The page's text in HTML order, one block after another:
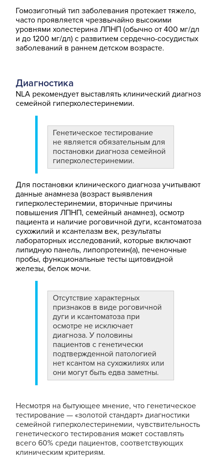
Гомозиготный тип заболевания протекает тяжело,
часто проявляется чрезвычайно высокими
уровнями холестерина ЛПНП (обычно от 400 мг/дл
и до 1200 мг/дл) c развитием сердечно-сосудистых
заболеваний в раннем детском возрасте.
Диагностика
NLA рекомендует выставлять клинический диагноз
семейной гиперхолестеринемии.
Генетическое тестирование
не является обязательным для
постановки диагноза семейной
гиперхолестеринемии.
Для постановки клинического диагноза учитывают
данные анамнеза (возраст выявления
гиперхолестеринемии, вторичные причины
повышения ЛПНП, семейный анамнез), осмотр
пациента и наличие роговичной дуги, ксантоматоза
сухожилий и ксантелазм век, результаты
лабораторных исследований, которые включают
липидную панель, липопротеин(а), печеночные
пробы, функциональные тесты щитовидной
железы, белок мочи.
Отсутствие характерных
признаков в виде роговичной
дуги и ксантоматоза при
осмотре не исключает
диагноза. У половины
пациентов с генетически
подтвержденной патологией
нет ксантом на сухожилиях или
они могут быть едва заметны.
Несмотря на бытующее мнение, что генетическое
тестирование — «золотой стандарт» диагностики
семейной гиперхолестеринемии, чувствительность
генетического тестирования может составлять
всего 60% среди пациентов, соответствующих
клиническим критериям.